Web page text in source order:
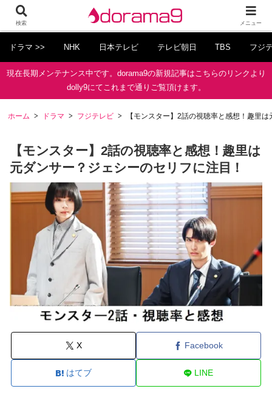
ドラマ >> NHK 日本テレビ テレビ朝日 TBS フジ
現在長期メンテナンス中です。dorama9の新規記事はこちらのリンクより
dolly9にてこれまで通りご覧頂けます。
ホーム ドラマ フジテレビ 【モンスター】2話の視聴率と感想！趣里
【モンスター】2話の視聴率と感想！趣里は
元ダンサー？ジェシーのセリフに注目！
X Facebook
はてブ LINE
検索 メニュー